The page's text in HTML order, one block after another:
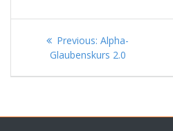
Beitragsnavigation
Previous: Previous
post:
Alpha-
Glaubenskurs 2.0